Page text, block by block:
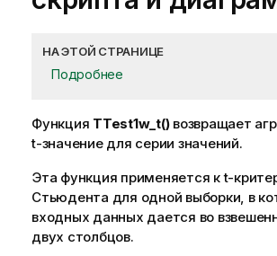
НА ЭТОЙ СТРАНИЦЕ
Подробнее
Функция TTest1w_t()возвращает
t-значение для серии значений.
Эта функция применяется к t-
Стьюдента для одной выборки, в
входных данных дается во
двух столбцов.